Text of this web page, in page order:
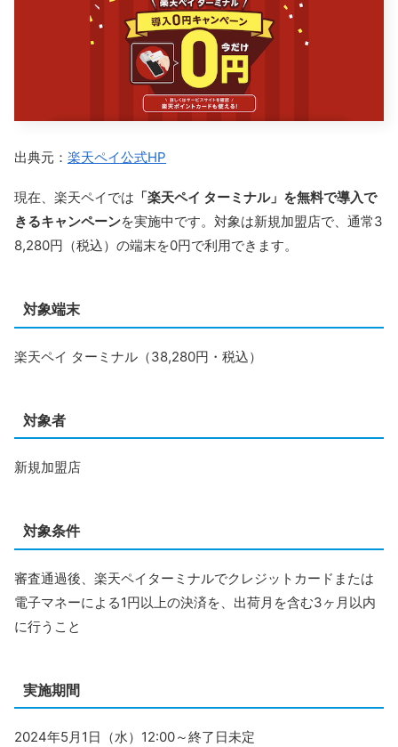
出典元： 楽天ペイ公式HP
現在、楽天ペイでは 「楽天ペイ ターミナル」を無料で導入で
きるキャンペーンを実施中です。対象は新規加盟店で、通常3
8,280円（税込）の端末を0円で利用できます。
対象端末
楽天ペイ ターミナル（38,280円・税込）
対象者
新規加盟店
対象条件
審査通過後、楽天ペイターミナルでクレジットカードまたは
電子マネーによる1円以上の決済を、出荷月を含む3ヶ月以内
に行うこと
実施期間
2024年5月1日（水）12:00～終了日未定